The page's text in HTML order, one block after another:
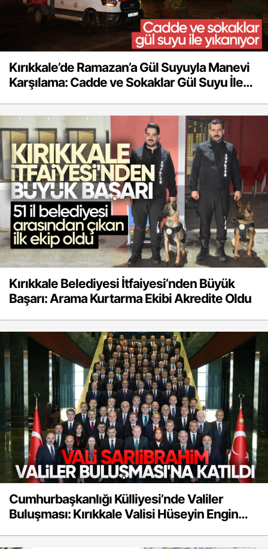
Kırıkkale’de Ramazan’a Gül Suyuyla Manevi
Karşılama: Cadde ve Sokaklar Gül Suyu İle
Kırıkkale Belediyesi İtfaiyesi’nden Büyük
Başarı: Arama Kurtarma Ekibi Akredite Oldu
Cumhurbaşkanlığı Külliyesi’nde Valiler
Buluşması: Kırıkkale Valisi Hüseyin Engin